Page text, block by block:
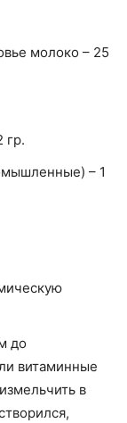
молоко – 25
гр.
– 1
до
витаминные
в